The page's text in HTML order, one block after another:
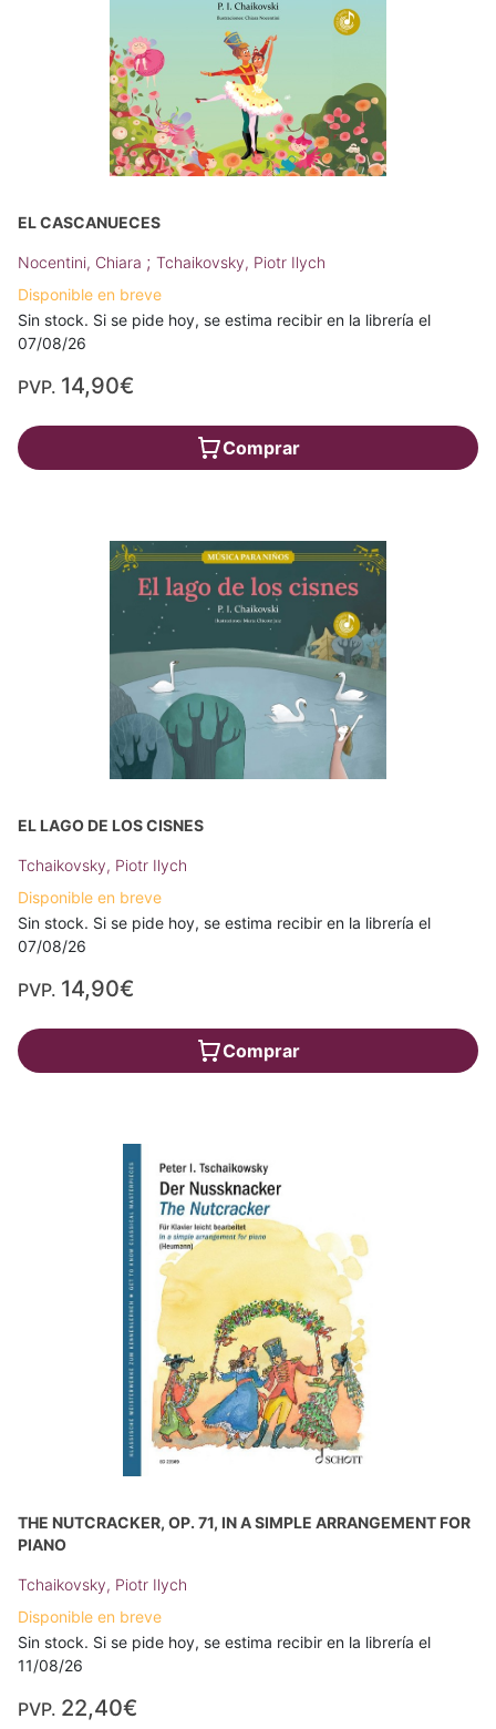
EL CASCANUECES
Nocentini, Chiara ; Tchaikovsky, Piotr Ilych
Disponible en breve
Sin stock. Si se pide hoy, se estima recibir en la librería el
07/08/26
PVP. 14,90€
Comprar
EL LAGO DE LOS CISNES
Tchaikovsky, Piotr Ilych
Disponible en breve
Sin stock. Si se pide hoy, se estima recibir en la librería el
07/08/26
PVP. 14,90€
Comprar
THE NUTCRACKER, OP. 71, IN A SIMPLE ARRANGEMENT FOR
PIANO
Tchaikovsky, Piotr Ilych
Disponible en breve
Sin stock. Si se pide hoy, se estima recibir en la librería el
11/08/26
PVP. 22,40€